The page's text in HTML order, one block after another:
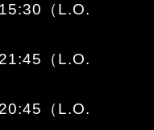
（L.O.
（L.O.
（L.O.